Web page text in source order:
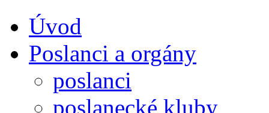
Úvod
Poslanci a orgány
poslanci
poslanecké kluby